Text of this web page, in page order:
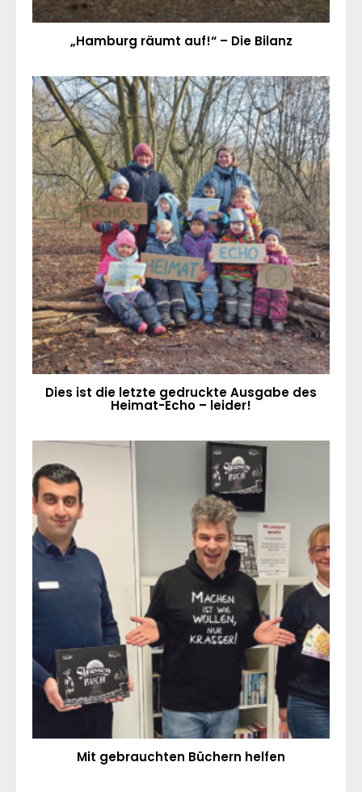
„Hamburg räumt auf!“ – Die Bilanz
Dies ist die letzte gedruckte Ausgabe des
Heimat-Echo – leider!
Mit gebrauchten Büchern helfen